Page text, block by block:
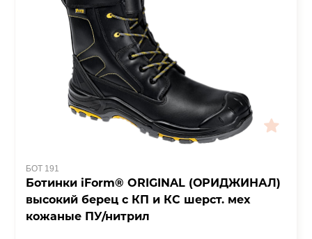
БОТ 191
Ботинки iForm® ORIGINAL (ОРИДЖИНАЛ)
высокий берец с КП и КС шерст. мех
кожаные ПУ/нитрил